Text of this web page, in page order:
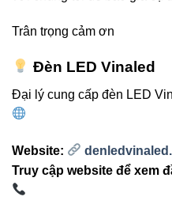
4. Ứng dụng
showroom, cửa hàng,
Dễ dàng bố trí ánh
thống chiếu sáng.
Trân trọng cảm ơn
Đèn LED Vinaled
Đại lý cung cấp đèn LED
Website:
Truy cập website để xem